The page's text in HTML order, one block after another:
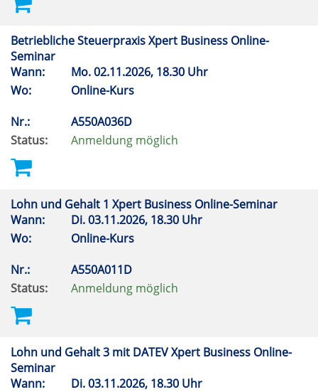
Betriebliche Steuerpraxis Xpert Business Online-
Seminar
Wann:
Mo.02.11.2026, 18.30 Uhr
Wo:
Online-Kurs
Nr.:
A550A036D
Status:
Anmeldung möglich
Lohn und Gehalt 1 Xpert Business Online-Seminar
Wann:
Di.03.11.2026, 18.30 Uhr
Wo:
Online-Kurs
Nr.:
A550A011D
Status:
Anmeldung möglich
Lohn und Gehalt 3 mit DATEV Xpert Business Online-
Seminar
Wann:
Di.03.11.2026, 18.30 Uhr